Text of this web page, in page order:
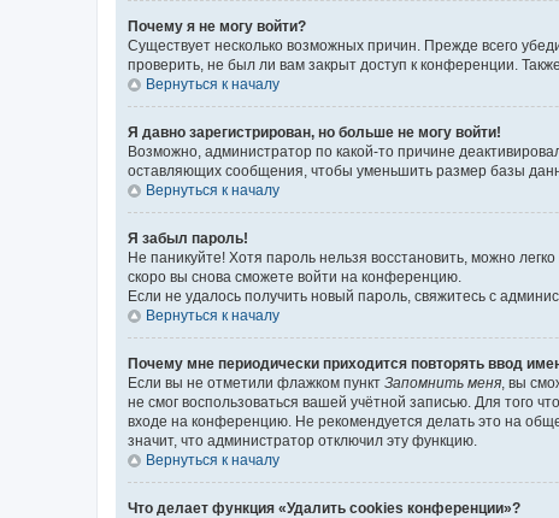
Почему я не могу войти?
Существует несколько возможных причин. Прежде всего
проверить, не был ли вам закрыт доступ к конференции.
Вернуться к началу
Я давно зарегистрирован, но больше не могу войти!
Возможно, администратор по какой-то причине
оставляющих сообщения, чтобы уменьшить размер базы
Вернуться к началу
Я забыл пароль!
Не паникуйте! Хотя пароль нельзя восстановить, можно
скоро вы снова сможете войти на конференцию.
Если не удалось получить новый пароль, свяжитесь с
Вернуться к началу
Почему мне периодически приходится повторять ввод
Если вы не отметили флажком пункт Запомнить меня, вы
не смог воспользоваться вашей учётной записью. Для того
входе на конференцию. Не рекомендуется делать это на
значит, что администратор отключил эту функцию.
Вернуться к началу
Что делает функция «Удалить cookies конференции»?